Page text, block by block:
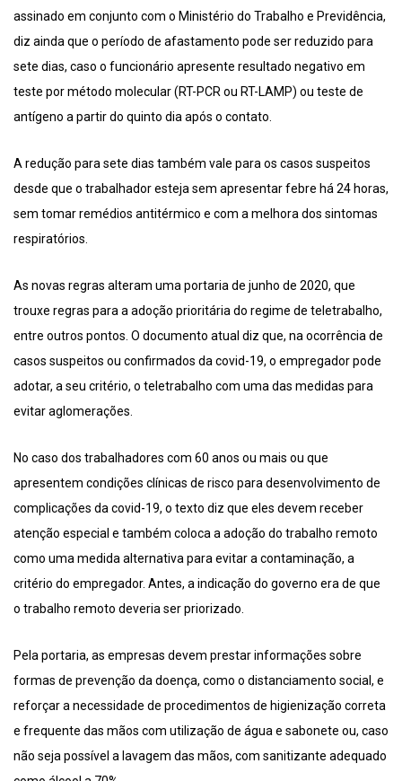
assinado em conjunto com o Ministério do Trabalho e Previdência,
diz ainda que o período de afastamento pode ser reduzido para
sete dias, caso o funcionário apresente resultado negativo em
teste por método molecular (RT-PCR ou RT-LAMP) ou teste de
antígeno a partir do quinto dia após o contato.
A redução para sete dias também vale para os casos suspeitos
desde que o trabalhador esteja sem apresentar febre há 24 horas,
sem tomar remédios antitérmico e com a melhora dos sintomas
respiratórios.
As novas regras alteram uma portaria de junho de 2020, que
trouxe regras para a adoção prioritária do regime de teletrabalho,
entre outros pontos. O documento atual diz que, na ocorrência de
casos suspeitos ou confirmados da covid-19, o empregador pode
adotar, a seu critério, o teletrabalho com uma das medidas para
evitar aglomerações.
No caso dos trabalhadores com 60 anos ou mais ou que
apresentem condições clínicas de risco para desenvolvimento de
complicações da covid-19, o texto diz que eles devem receber
atenção especial e também coloca a adoção do trabalho remoto
como uma medida alternativa para evitar a contaminação, a
critério do empregador. Antes, a indicação do governo era de que
o trabalho remoto deveria ser priorizado.
Pela portaria, as empresas devem prestar informações sobre
formas de prevenção da doença, como o distanciamento social, e
reforçar a necessidade de procedimentos de higienização correta
e frequente das mãos com utilização de água e sabonete ou, caso
não seja possível a lavagem das mãos, com sanitizante adequado